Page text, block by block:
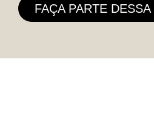
FAÇA PARTE